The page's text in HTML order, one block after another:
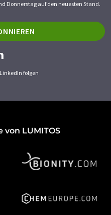
Donnerstag auf den neuesten Stand.
folgen
von LUMITOS